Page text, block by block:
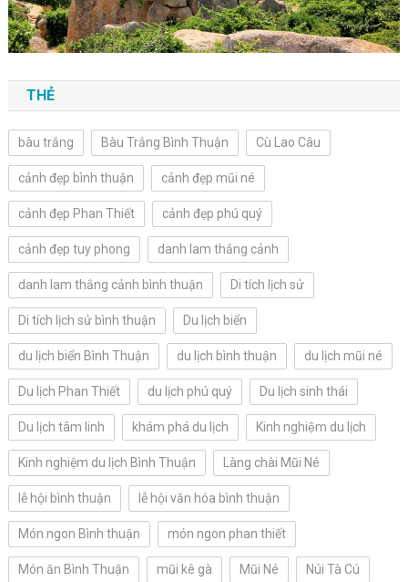
THẺ
bàu trắng Bàu Trắng Bình Thuận Cù Lao Câu
cảnh đẹp bình thuận cảnh đẹp mũi né
cảnh đẹp Phan Thiết cảnh đẹp phú quý
cảnh đẹp tuy phong danh lam thắng cảnh
danh lam thắng cảnh bình thuận Di tích lịch sử
Di tích lịch sử bình thuận Du lịch biển
du lịch biển Bình Thuận du lịch bình thuận du lịch mũi né
Du lịch Phan Thiết du lịch phú quý Du lịch sinh thái
Du lịch tâm linh khám phá du lịch Kinh nghiệm du lịch
Kinh nghiệm du lịch Bình Thuận Làng chài Mũi Né
lễ hội bình thuận lễ hội văn hóa bình thuận
Món ngon Bình thuận món ngon phan thiết
Món ăn Bình Thuận mũi kê gà Mũi Né Núi Tà Cú